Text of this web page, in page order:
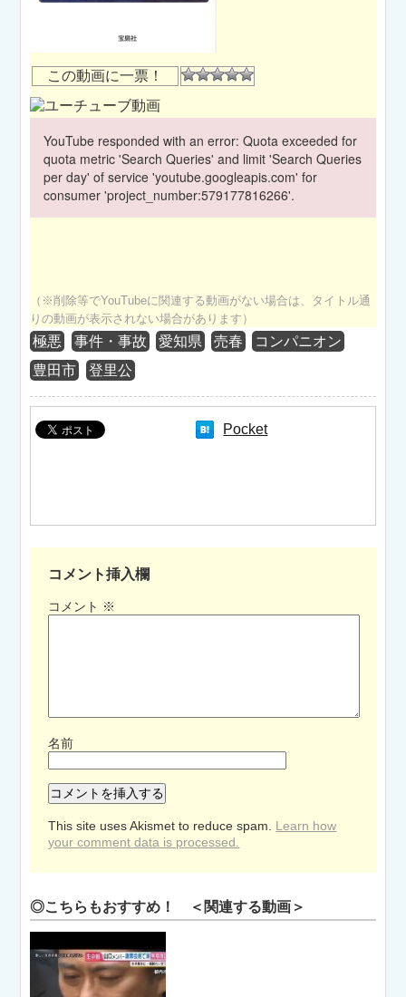
この動画に一票！
YouTube responded with an error: Quota exceeded for
quota metric 'Search Queries' and limit 'Search Queries
per day' of service 'youtube.googleapis.com' for
consumer 'project_number:579177816266'.
（※削除等でYouTubeに関連する動画がない場合は、タイトル通
りの動画が表示されない場合があります）
極悪 事件・事故 愛知県 売春
コンパニオン
豊田市
登里公
Pocket
コメント挿入欄
コメント ※
名前
This site uses Akismet to reduce spam. Learn how
your comment data is processed.
◎こちらもおすすめ！ ＜関連する動画＞